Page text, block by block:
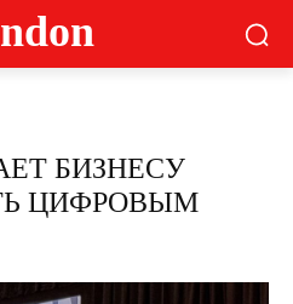
БИЗНЕСУ
ЦИФРОВЫМ